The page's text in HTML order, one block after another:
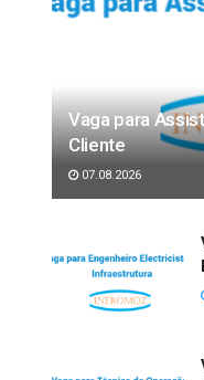
Vaga para
Cliente
07.08.2026